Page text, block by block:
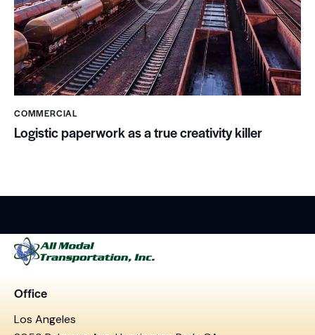
COMMERCIAL
Logistic paperwork as a true creativity killer
Office
Los Angeles